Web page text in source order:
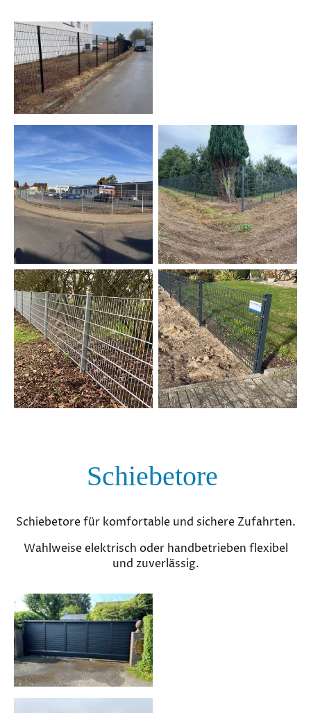
Schiebetore
Schiebetore für komfortable und sichere Zufahrten.
Wahlweise elektrisch oder handbetrieben flexibel
und zuverlässig.